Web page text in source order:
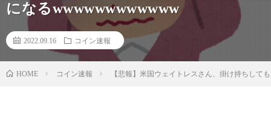
になるwwwwwwwwwwww
2022.09.16 コイン速報
HOME コイン速報 【悲報】米国ウェイトレスさん、掛け持ちし